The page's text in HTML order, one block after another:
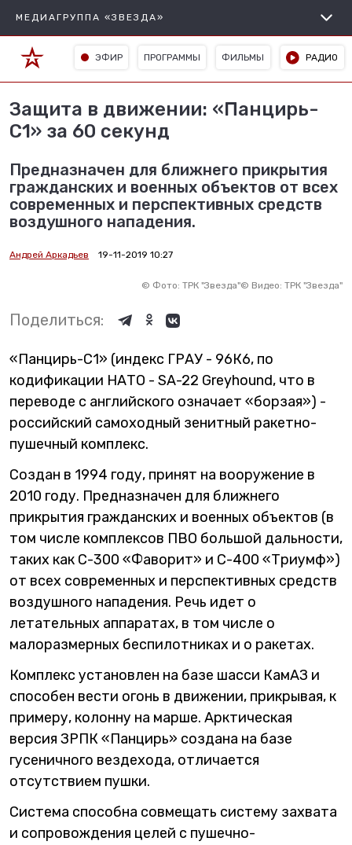
МЕДИАГРУППА «ЗВЕЗДА»
ЭФИР ПРОГРАММЫ ФИЛЬМЫ РАДИО
Защита в движении: «Панцирь-
С1» за 60 секунд
Предназначен для ближнего прикрытия
гражданских и военных объектов от всех
современных и перспективных средств
воздушного нападения.
Андрей Аркадьев 19-11-2019 10:27
© Фото: ТРК "Звезда"© Видео: ТРК "Звезда"
Поделиться:
«Панцирь-С1» (индекс ГРАУ - 96К6, по
кодификации НАТО - SA-22 Greyhound, что в
переводе с английского означает «борзая») -
российский самоходный зенитный ракетно-
пушечный комплекс.
Создан в 1994 году, принят на вооружение в
2010 году. Предназначен для ближнего
прикрытия гражданских и военных объектов (в
том числе комплексов ПВО большой дальности,
таких как С-300 «Фаворит» и С-400 «Триумф»)
от всех современных и перспективных средств
воздушного нападения. Речь идет о
летательных аппаратах, в том числе о
малоразмерных беспилотниках и о ракетах.
Комплекс установлен на базе шасси КамАЗ и
способен вести огонь в движении, прикрывая, к
примеру, колонну на марше. Арктическая
версия ЗРПК «Панцирь» создана на базе
гусеничного вездехода, отличается
отсутствием пушки.
Система способна совмещать систему захвата
и сопровождения целей с пушечно-